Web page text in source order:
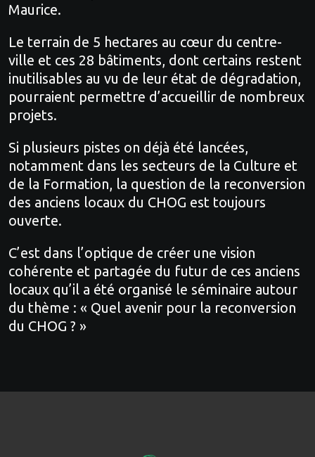
Maurice.
Le terrain de 5 hectares au cœur du centre-
ville et ces 28 bâtiments, dont certains restent
inutilisables au vu de leur état de dégradation,
pourraient permettre d’accueillir de nombreux
projets.
Si plusieurs pistes on déjà été lancées,
notamment dans les secteurs de la Culture et
de la Formation, la question de la reconversion
des anciens locaux du CHOG est toujours
ouverte.
C’est dans l’optique de créer une vision
cohérente et partagée du futur de ces anciens
locaux qu’il a été organisé le séminaire autour
du thème : « Quel avenir pour la reconversion
du CHOG ? »